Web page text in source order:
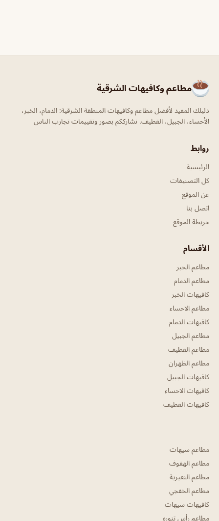
مطاعم وكافيهات الشرقية
دليلك المفيد لأفضل مطاعم وكافيهات المنطقة الشرقية: الدمام، الخبر،
الأحساء، الجبيل، القطيف. نشارككم بصور وتقييمات تجارب الناس
روابط
الرئيسية
كل التصنيفات
عن الموقع
اتصل بنا
خريطة الموقع
الأقسام
مطاعم الخبر
مطاعم الدمام
كافيهات الخبر
مطاعم الاحساء
كافيهات الدمام
مطاعم الجبيل
مطاعم القطيف
مطاعم الظهران
كافيهات الجبيل
كافيهات الاحساء
كافيهات القطيف
مطاعم سيهات
مطاعم الهفوف
مطاعم النعيرية
مطاعم الخفجي
كافيهات سيهات
مطاعم رأس تنوره